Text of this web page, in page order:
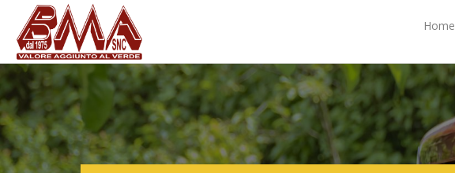
Home